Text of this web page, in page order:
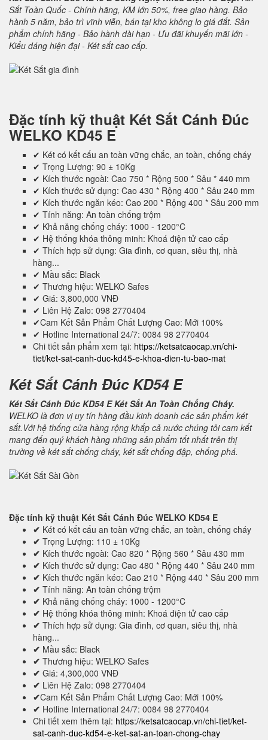
Sắt Toàn Quốc - Chính hãng, KM lớn 50%, free giao hàng. Bảo
hành 5 năm, bảo trì vĩnh viễn, bán tại kho không lo giá đắt. Sản
phẩm chính hãng - Bảo hành dài hạn - Ưu đãi khuyến mãi lớn -
Kiểu dáng hiện đại - Két sắt cao cấp.
Đặc tính kỹ thuật Két Sắt Cánh Đúc
WELKO KD45 E
✔ Két có kết cấu an toàn vững chắc, an toàn, chống cháy
✔ Trọng Lượng: 90 ± 10Kg
✔ Kích thước ngoài: Cao 750 * Rộng 500 * Sâu * 440 mm
✔ Kích thước sử dụng: Cao 430 * Rộng 400 * Sâu 240 mm
✔ Kích thước ngăn kéo: Cao 200 * Rộng 400 * Sâu 200 mm
✔ Tính năng: An toàn chống trộm
✔ Khả năng chống cháy: 1000 - 1200°C
✔ Hệ thống khóa thông minh: Khoá điện tử cao cấp
✔ Thích hợp sử dụng: Gia đình, cơ quan, siêu thị, nhà
hàng...
✔ Mầu sắc: Black
✔ Thương hiệu: WELKO Safes
✔ Giá: 3,800,000 VNĐ
✔ Liên Hệ Zalo: 098 2770404
✔Cam Kết Sản Phẩm Chất Lượng Cao: Mới 100%
✔ Hotline International 24/7: 0084 98 2770404
Chi tiết sản phẩm xem tại: https://ketsatcaocap.vn/chi-
tiet/ket-sat-canh-duc-kd45-e-khoa-dien-tu-bao-mat
Két Sắt Cánh Đúc KD54 E
Két Sắt Cánh Đúc KD54 E Két Sắt An Toàn Chống Cháy.
WELKO là đơn vị uy tín hàng đầu kinh doanh các sản phẩm két
sắt.Với hệ thống cửa hàng rộng khắp cả nước chúng tôi cam kết
mang đến quý khách hàng những sản phẩm tốt nhất trên thị
trường về két sắt chống cháy, két sắt chống đập, chống phá.
Đặc tính kỹ thuật Két Sắt Cánh Đúc WELKO KD54 E
✔ Két có kết cấu an toàn vững chắc, an toàn, chống cháy
✔ Trọng Lượng: 110 ± 10Kg
✔ Kích thước ngoài: Cao 820 * Rộng 560 * Sâu 430 mm
✔ Kích thước sử dụng: Cao 480 * Rộng 440 * Sâu 240 mm
✔ Kích thước ngăn kéo: Cao 210 * Rộng 440 * Sâu 200 mm
✔ Tính năng: An toàn chống trộm
✔ Khả năng chống cháy: 1000 - 1200°C
✔ Hệ thống khóa thông minh: Khoá điện tử cao cấp
✔ Thích hợp sử dụng: Gia đình, cơ quan, siêu thị, nhà
hàng...
✔ Mầu sắc: Black
✔ Thương hiệu: WELKO Safes
✔ Giá: 4,300,000 VNĐ
✔ Liên Hệ Zalo: 098 2770404
✔Cam Kết Sản Phẩm Chất Lượng Cao: Mới 100%
✔ Hotline International 24/7: 0084 98 2770404
Chi tiết xem thêm tại: https://ketsatcaocap.vn/chi-tiet/ket-
sat-canh-duc-kd54-e-ket-sat-an-toan-chong-chay